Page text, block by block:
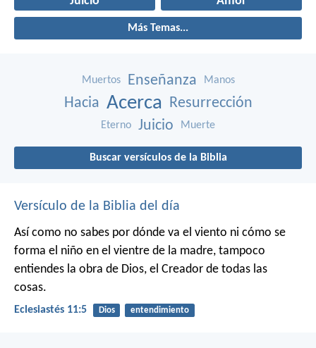
Más Temas...
Muertos Enseñanza Manos
Hacia Acerca Resurrección
Eterno Juicio Muerte
Buscar versículos de la Biblia
Versículo de la Biblia del día
Así como no sabes por dónde va el viento ni cómo se
forma el niño en el vientre de la madre, tampoco
entiendes la obra de Dios, el Creador de todas las
cosas.
Eclesiastés 11:5 Dios entendimiento